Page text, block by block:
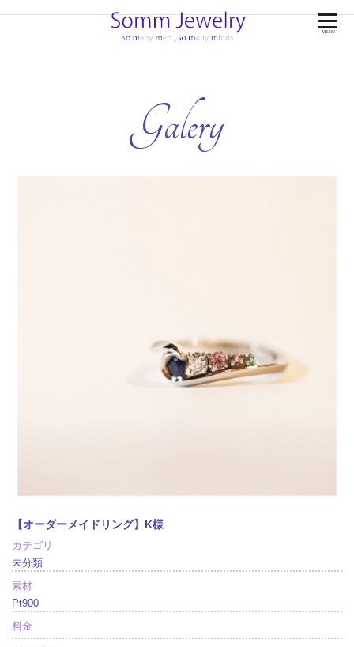
MENU
Galery
【オーダーメイドリング】K様
カテゴリ
未分類
素材
Pt900
料金